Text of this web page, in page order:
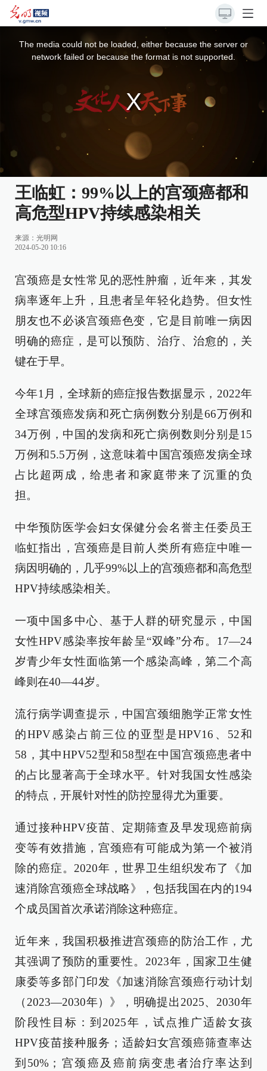
The media could not be loaded, either because the server or
network failed or because the format is not supported.
王临虹：99%以上的宫颈癌都和
高危型HPV持续感染相关
来源： 光明网
2024-05-20 10:16
宫颈癌是女性常见的恶性肿瘤，近年来，其发
病率逐年上升，且患者呈年轻化趋势。但女性
朋友也不必谈宫颈癌色变，它是目前唯一病因
明确的癌症，是可以预防、治疗、治愈的，关
键在于早。
今年1月，全球新的癌症报告数据显示，2022年
全球宫颈癌发病和死亡病例数分别是66万例和
34万例，中国的发病和死亡病例数则分别是15
万例和5.5万例，这意味着中国宫颈癌发病全球
占比超两成，给患者和家庭带来了沉重的负
担。
中华预防医学会妇女保健分会名誉主任委员王
临虹指出，宫颈癌是目前人类所有癌症中唯一
病因明确的，几乎99%以上的宫颈癌都和高危型
HPV持续感染相关。
一项中国多中心、基于人群的研究显示，中国
女性HPV感染率按年龄呈“双峰”分布。17—24
岁青少年女性面临第一个感染高峰，第二个高
峰则在40—44岁。
流行病学调查提示，中国宫颈细胞学正常女性
的HPV感染占前三位的亚型是HPV16、52和
58，其中HPV52型和58型在中国宫颈癌患者中
的占比显著高于全球水平。针对我国女性感染
的特点，开展针对性的防控显得尤为重要。
通过接种HPV疫苗、定期筛查及早发现癌前病
变等有效措施，宫颈癌有可能成为第一个被消
除的癌症。2020年，世界卫生组织发布了《加
速消除宫颈癌全球战略》，包括我国在内的194
个成员国首次承诺消除这种癌症。
近年来，我国积极推进宫颈癌的防治工作，尤
其强调了预防的重要性。2023年，国家卫生健
康委等多部门印发《加速消除宫颈癌行动计划
（2023—2030年）》，明确提出2025、2030年
阶段性目标：到2025年，试点推广适龄女孩
HPV疫苗接种服务；适龄妇女宫颈癌筛查率达
到50%；宫颈癌及癌前病变患者治疗率达到